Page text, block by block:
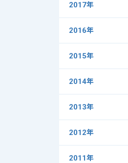
2017年
2016年
2015年
2014年
2013年
2012年
2011年